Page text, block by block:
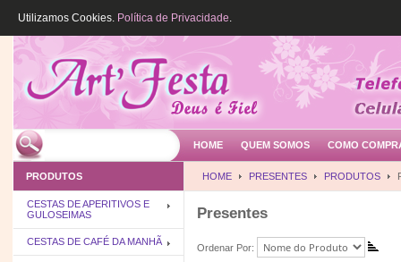
HOME QUEM SOMOS COMO
HOME PRESENTES PRODUTOS
Presentes
Ordenar Por:
PRODUTOS
CESTAS DE APERITIVOS E
GULOSEIMAS
CESTAS DE CAFÉ DA MANHÃ
Utilizamos Cookies. Política de Privacidade.